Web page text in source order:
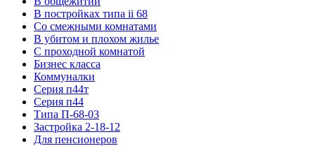
В постройках типа ii 68
Со смежными комнатами
В убитом и плохом жилье
С проходной комнатой
Бизнес класса
Коммуналки
Серия п44т
Серия п44
Типа П-68-03
Застройка 2-18-12
Для пенсионеров